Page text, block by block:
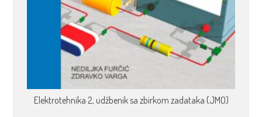
Elektrotehnika 2, udžbenik sa zbirkom zadataka (JMO)